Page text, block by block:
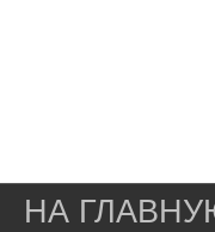
НА